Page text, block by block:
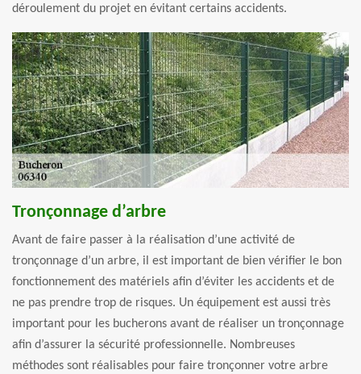
déroulement du projet en évitant certains accidents.
Tronçonnage d’arbre
Avant de faire passer à la réalisation d’une activité de
tronçonnage d’un arbre, il est important de bien vérifier le bon
fonctionnement des matériels afin d’éviter les accidents et de
ne pas prendre trop de risques. Un équipement est aussi très
important pour les bucherons avant de réaliser un tronçonnage
afin d’assurer la sécurité professionnelle. Nombreuses
méthodes sont réalisables pour faire tronçonner votre arbre